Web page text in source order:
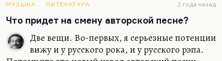
иногда совершенно бессознательно. И вот вы уже
оплетены, вы уже не можете сделать и шага. Это
не любовь, это зависимость или созависимость.
Вот у Марины с Сережей (Сережа был
профессиональный психолог) замечательно
МУЗЫКА ЛИТЕРАТУРА 2 года назад
Что придет на смену авторской песне?
Две вещи. Во-первых, я серьезные потенции
вижу и у русского рока, и у русского рэпа.